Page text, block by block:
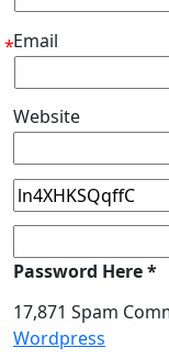
Email
*
Website
Password Here *
17,871 Spam
Wordpress